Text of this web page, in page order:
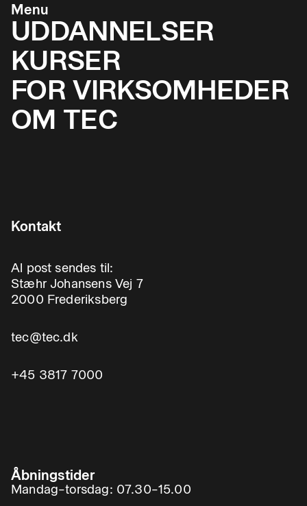
Menu
UDDANNELSER
KURSER
FOR VIRKSOMHEDER
OM TEC
Kontakt
Al post sendes til:
Stæhr Johansens Vej 7
2000 Frederiksberg
tec@tec.dk
+45 3817 7000
Åbningstider
Mandag–torsdag: 07.30–15.00